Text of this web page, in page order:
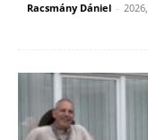
Racsmány Dániel -